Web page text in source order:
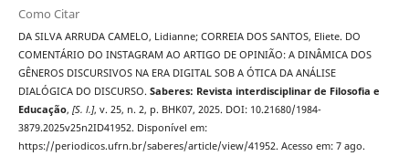
Como Citar
DA SILVA ARRUDA CAMELO, Lidianne; CORREIA DOS SANTOS, Eliete. DO
COMENTÁRIO DO INSTAGRAM AO ARTIGO DE OPINIÃO: A DINÂMICA DOS
GÊNEROS DISCURSIVOS NA ERA DIGITAL SOB A ÓTICA DA ANÁLISE
DIALÓGICA DO DISCURSO. Saberes: Revista interdisciplinar de Filosofia e
Educação, [S. l.], v. 25, n. 2, p. BHK07, 2025. DOI: 10.21680/1984-
3879.2025v25n2ID41952. Disponível em:
https://periodicos.ufrn.br/saberes/article/view/41952. Acesso em: 7 ago.